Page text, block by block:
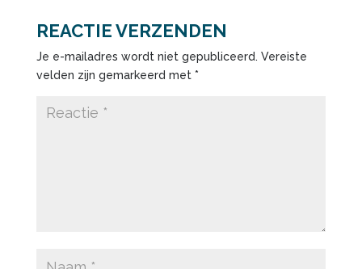
REACTIE VERZENDEN
Je e-mailadres wordt niet gepubliceerd. Vereiste
velden zijn gemarkeerd met *